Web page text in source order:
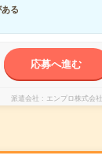
る
応募へ進む
派遣会社 エンプロ株式会社